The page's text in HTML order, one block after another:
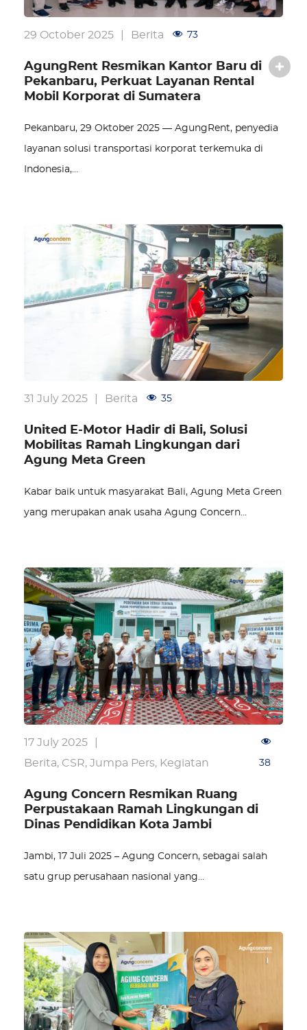
29 October 2025 Berita 73
AgungRent Resmikan Kantor Baru di
Pekanbaru, Perkuat Layanan Rental
Mobil Korporat di Sumatera
Pekanbaru, 29 Oktober 2025 — AgungRent, penyedia
layanan solusi transportasi korporat terkemuka di
Indonesia,…
31 July 2025 Berita 35
United E-Motor Hadir di Bali, Solusi
Mobilitas Ramah Lingkungan dari
Agung Meta Green
Kabar baik untuk masyarakat Bali, Agung Meta Green
yang merupakan anak usaha Agung Concern…
17 July 2025
Berita, CSR, Jumpa Pers, Kegiatan 38
Agung Concern Resmikan Ruang
Perpustakaan Ramah Lingkungan di
Dinas Pendidikan Kota Jambi
Jambi, 17 Juli 2025 – Agung Concern, sebagai salah
satu grup perusahaan nasional yang…